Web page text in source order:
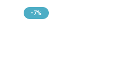
-7%